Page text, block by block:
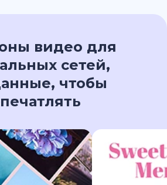
видео для
сетей,
чтобы